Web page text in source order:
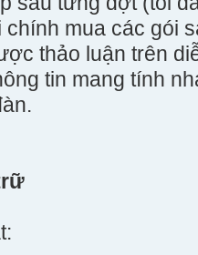
mua các gói
thảo luận trên
tin mang tính